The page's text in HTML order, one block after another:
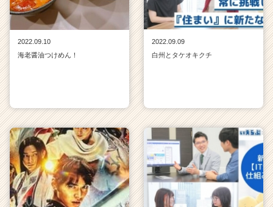
2022.09.10
海老醤油つけめん！
2022.09.09
白州とタケオキクチ